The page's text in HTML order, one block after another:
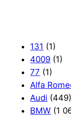
131 (1)
4009 (1)
77 (1)
Alfa
Audi (449)
BMW (1